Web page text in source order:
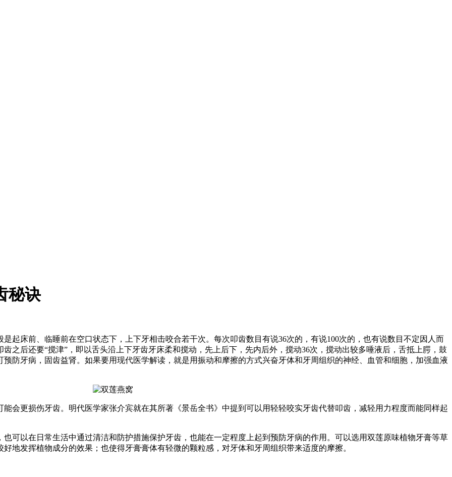
秘诀
起床前、临睡前在空口状态下，上下牙相击咬合若干次。每次叩齿数目有说36次的，有说100次的，也有说数目不定因人而
之后还要“搅津”，即以舌头沿上下牙齿牙床柔和搅动，先上后下，先内后外，搅动36次，搅动出较多唾液后，舌抵上腭，鼓
防牙病，固齿益肾。如果要用现代医学解读，就是用振动和摩擦的方式兴奋牙体和牙周组织的神经、血管和细胞，加强血液
会更损伤牙齿。明代医学家张介宾就在其所著《景岳全书》中提到可以用轻轻咬实牙齿代替叩齿，减轻用力程度而能同样起
可以在日常生活中通过清洁和防护措施保护牙齿，也能在一定程度上起到预防牙病的作用。可以选用双莲原味植物牙膏等草
地发挥植物成分的效果；也使得牙膏膏体有轻微的颗粒感，对牙体和牙周组织带来适度的摩擦。